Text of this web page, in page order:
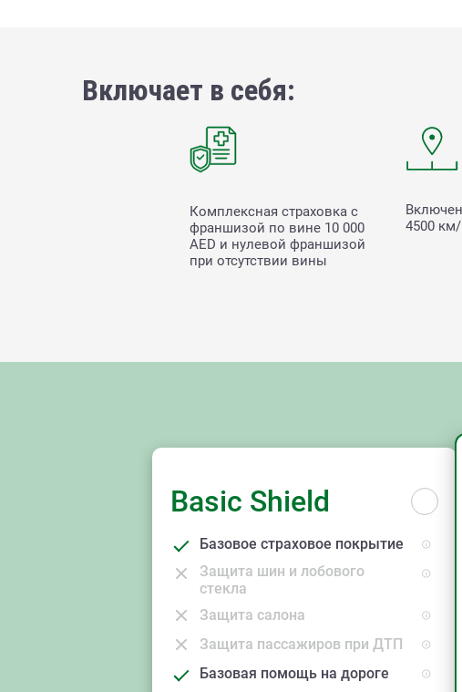
Включает в себя:
Комплексная страховка с
франшизой по вине 10 000
AED и нулевой франшизой
при отсутствии вины
4500
Basic Shield
Базовое страховое покрытие
Защита шин и лобового
стекла
Защита салона
Защита пассажиров при ДТП
Базовая помощь на дороге